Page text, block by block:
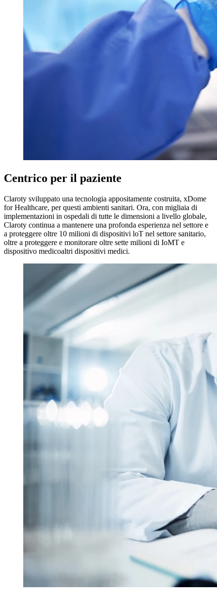
Centrico per il paziente
Claroty sviluppato una tecnologia appositamente costruita, xDome
for Healthcare, per questi ambienti sanitari. Ora, con migliaia di
implementazioni in ospedali di tutte le dimensioni a livello globale,
Claroty continua a mantenere una profonda esperienza nel settore e
a proteggere oltre 10 milioni di dispositivi loT nel settore sanitario,
oltre a proteggere e monitorare oltre sette milioni di IoMT e
dispositivo medicoaltri dispositivi medici.